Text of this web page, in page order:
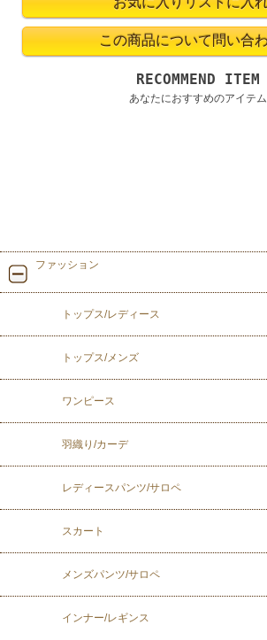
RECOMMEND ITEM
あなたにおすすめのアイテム
ファッション
トップス/レディース
トップス/メンズ
ワンピース
羽織り/カーデ
レディースパンツ/サロペ
スカート
メンズパンツ/サロペ
インナー/レギンス